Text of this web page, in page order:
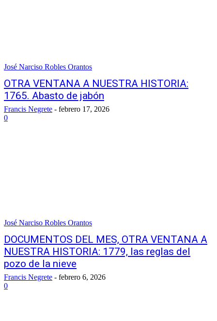
José Narciso Robles Orantos
OTRA VENTANA A NUESTRA HISTORIA:
1765. Abasto de jabón
Francis Negrete - febrero 17, 2026
0
José Narciso Robles Orantos
DOCUMENTOS DEL MES, OTRA VENTANA A
NUESTRA HISTORIA: 1779, las reglas del
pozo de la nieve
Francis Negrete - febrero 6, 2026
0